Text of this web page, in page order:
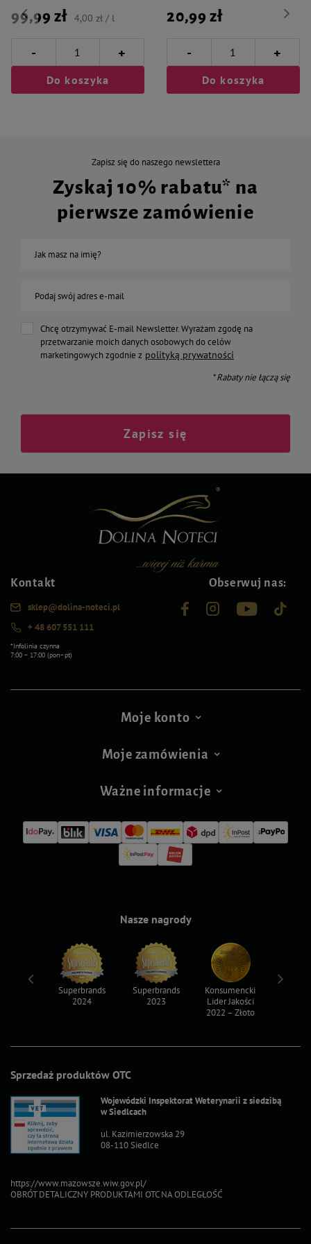
99,99 zł 4,00 zł / l
- +
Do koszyka
20,99 zł
- +
Do koszyka
Zapisz się do naszego newslettera
Zyskaj 10% rabatu* na
pierwsze zamówienie
Jak masz na imię?
Podaj swój adres e-mail
Chcę otrzymywać E-mail Newsletter. Wyrażam zgodę na
przetwarzanie moich danych osobowych do celów
marketingowych zgodnie z polityką prywatności
* Rabaty nie łączą się
Zapisz się
Kontakt
sklep@dolina-noteci.pl
+ 48 607 551 111
*Infolinia czynna
7:00 – 17:00 (pon–pt)
Obserwuj nas:
Moje konto
Moje zamówienia
Ważne informacje
Sprzedaż produktów OTC
Wojewódzki Inspektorat Weterynarii z siedzibą
w Siedlcach
ul. Kazimierzowska 29
08-110 Siedlce
https://www.mazowsze.wiw.gov.pl/
OBRÓT DETALICZNY PRODUKTAMI OTC NA ODLEGŁOŚĆ
Nasze nagrody
Superbrands
2024
Superbrands
2023
Konsumencki
Lider Jakości
2022 – Złoto